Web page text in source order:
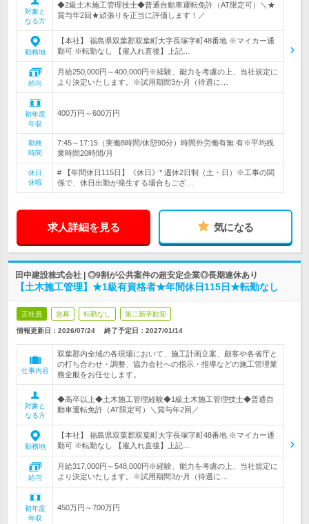
対象と
なる方
◆2級土木施工管理技士◆普通自動車運転免許（AT限定可）＼★
賞与年2回★頑張りを正当に評価します！／
勤務地
【本社】 福島県双葉郡双葉町大字長塚字町48番地 ※マイカー通
勤可 ※転勤なし 【雇入れ直後】上記…
給与
月給250,000円～400,000円※経験、能力を考慮の上、当社規定に
より決定いたします。※試用期間3か月（待遇に…
初年度
年収
400万円～600万円
勤務
時間
7:45～17:15（実働8時間/休憩90分）時間外労働有無:有※平均残
業時間20時間/月
休日
休暇
# 【年間休日115日】《休日》* 週休2日制（土・日）※工事の関
係で、休日出勤が発生する場合もござ…
求人詳細を見る 気になる
田中建設株式会社 | ◎9割が公共案件の超安定企業◎長期連休あり
【土木施工管理】★1級有資格者★年間休日115日★転勤なし
正社員 急募 転勤なし 第二新卒歓迎
情報更新日：2026/07/24 終了予定日： 2027/01/14
仕事内容
双葉郡内全域の各現場において、施工計画立案、顧客や各省庁と
の打ち合わせ・調整、協力会社への指示・指導などの施工管理業
務全般をお任せします。
対象と
なる方
◆高卒以上◆土木施工管理経験◆1級土木施工管理技士◆普通自
動車運転免許（AT限定可）＼賞与年2回／
勤務地
【本社】 福島県双葉郡双葉町大字長塚字町48番地 ※マイカー通
勤可 ※転勤なし 【雇入れ直後】上記…
給与
月給317,000円～548,000円※経験、能力を考慮の上、当社規定に
より決定いたします。※試用期間3か月（待遇に…
初年度
年収
450万円～700万円